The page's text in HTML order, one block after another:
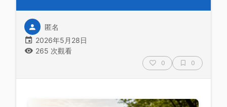
匿名
2026年5月28日
265 次觀看
0 0